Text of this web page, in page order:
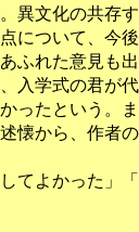
異文化の共存
について、今
ふれた意見も出
入学式の君が
ったという。
懐から、作者
よかった」「